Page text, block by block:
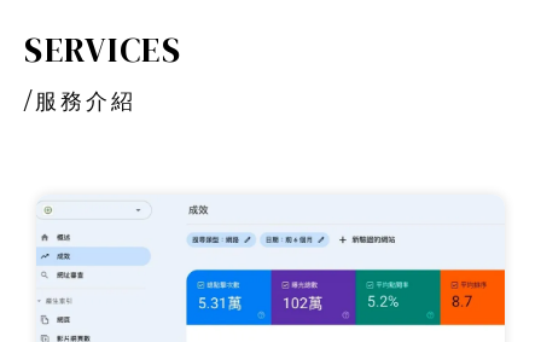
SERVICES
/ 服務介紹